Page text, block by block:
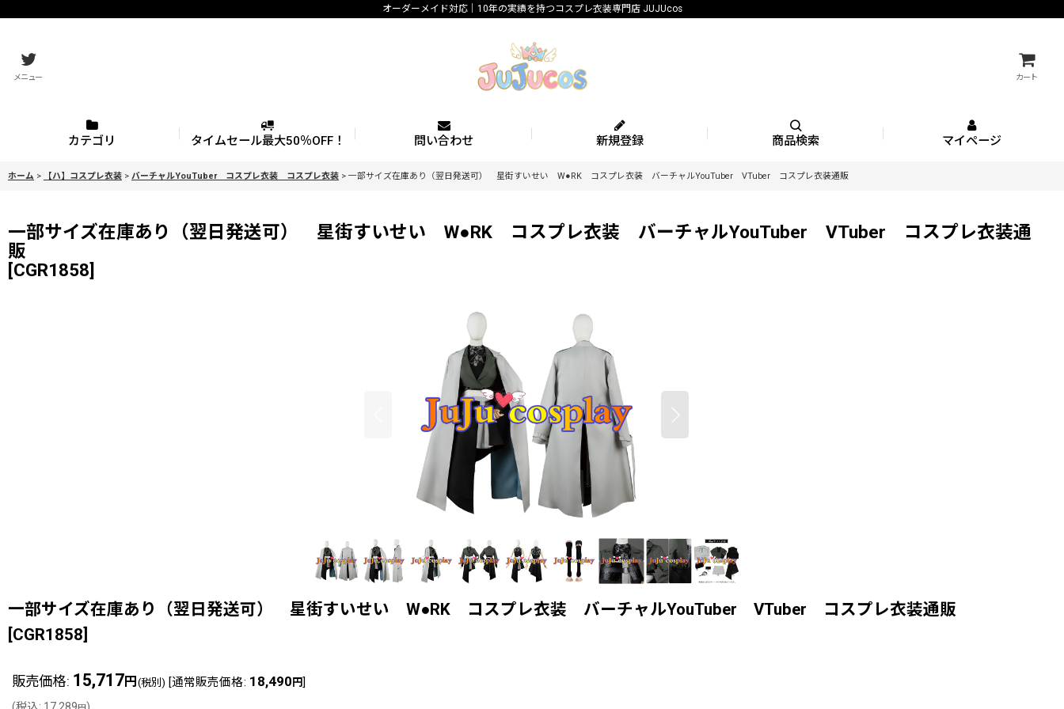
オーダーメイド対応｜10年の実績を持つコスプレ衣装専門店 JUJUcos
メニュー カート
カテゴリ タイムセール最大50％OFF！ 問い合わせ 新規登録 商品検索 マイページ
ホーム > 【ハ】コスプレ衣装 > バーチャルYouTuber コスプレ衣装 コスプレ衣装 > 一部サイズ在庫あり（翌日発送可） 星街すいせい W●RK コスプレ衣装 バーチャルYouTuber VTuber コスプレ衣装通販
一部サイズ在庫あり（翌日発送可） 星街すいせい W●RK コスプレ衣装 バーチャルYouTuber VTuber コスプレ衣装通
販
[CGR1858]
一部サイズ在庫あり（翌日発送可） 星街すいせい W●RK コスプレ衣装 バーチャルYouTuber VTuber コスプレ衣装通販
[CGR1858]
販売価格: 15,717円 (税別) [通常販売価格: 18,490 円]